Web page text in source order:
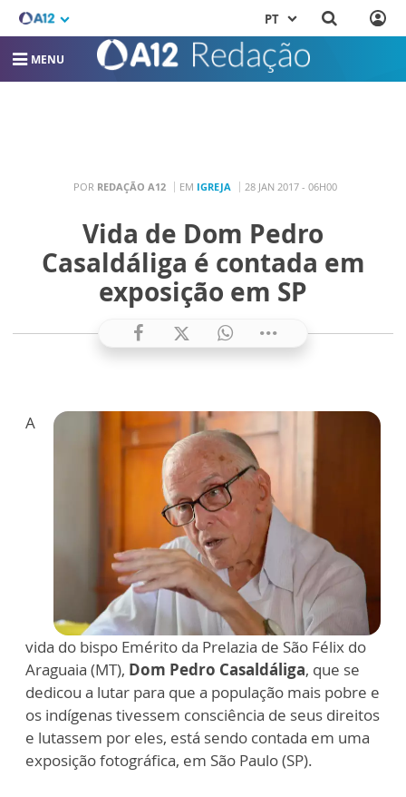
PT
MENU
POR REDAÇÃO A12 EM IGREJA 28 JAN 2017 - 06H00
Vida de Dom Pedro
Casaldáliga é contada em
exposição em SP
A
vida do bispo Emérito da Prelazia de São Félix do
Araguaia (MT), Dom Pedro Casaldáliga, que se
dedicou a lutar para que a população mais pobre e
os indígenas tivessem consciência de seus direitos
e lutassem por eles, está sendo contada em uma
exposição fotográfica, em São Paulo (SP).